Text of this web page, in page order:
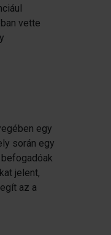
vette
egy
során egy
jelent,
az a